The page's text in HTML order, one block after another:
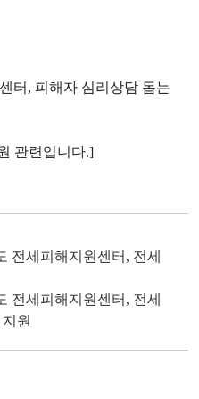
터, 피해자 심리상담 돕는
관련입니다.]
전세피해지원센터, 전세
전세피해지원센터, 전세
원